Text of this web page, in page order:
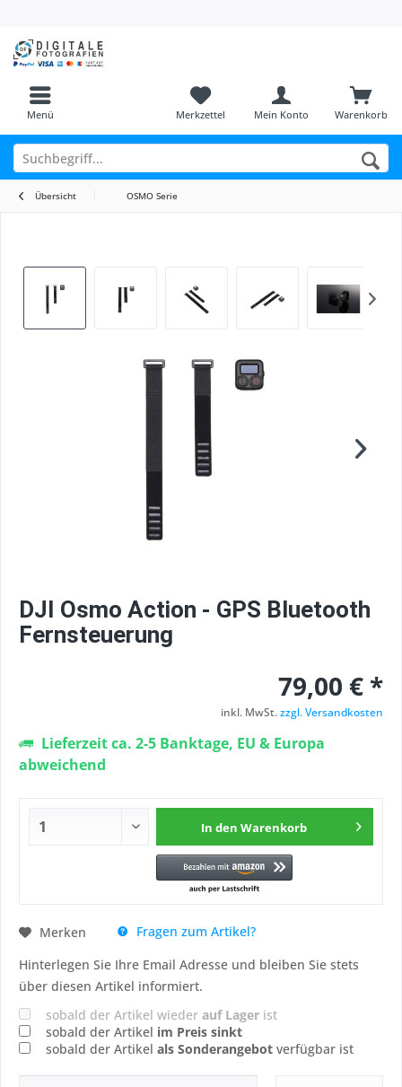
Menü Warenkorb
Merkzettel Mein Konto
Übersicht OSMO Serie
DJI Osmo Action - GPS Bluetooth
Fernsteuerung
79,00 € *
inkl. MwSt.zzgl. Versandkosten
Lieferzeit ca. 2-5 Banktage, EU & Europa
abweichend
In den Warenkorb
Merken
Fragen zum Artikel?
Hinterlegen Sie Ihre Email Adresse und bleiben Sie stets
über diesen Artikel informiert.
sobald der Artikel wieder auf Lager ist
sobald der Artikel im Preis sinkt
sobald der Artikel als Sonderangebot verfügbar ist